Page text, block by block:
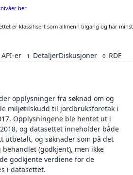
her
er klassifisert som allmenn tilgang og har
er 1 DetaljerDiskusjoner 0 RDF
opplysninger fra søknad om og
miljøtilskudd til jordbruksforetak i
Opplysningene ble hentet ut i
og datasettet inneholder både
utbetalt, og søknader som på det
(godkjent), men ikke
godkjente verdiene for de
i datasettet.